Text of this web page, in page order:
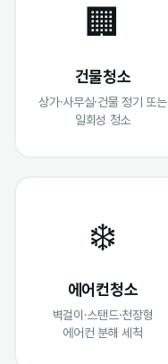
🏢
건물청소
상가·사무실·건물 정기 또는
일회성 청소
❄️
에어컨청소
벽걸이·스탠드·천장형
에어컨 분해 세척